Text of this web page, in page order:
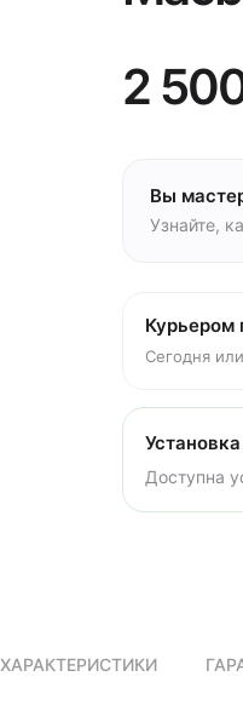
2
Вы
Узнайте,
Курьером
Сегодня
Доступна
ХАРАКТЕРИСТИКИ